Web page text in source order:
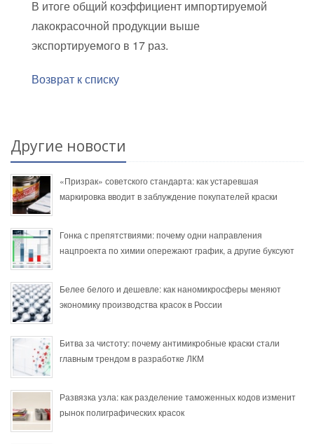
В итоге общий коэффициент импортируемой
лакокрасочной продукции выше
экспортируемого в 17 раз.
Возврат к списку
Другие новости
«Призрак» советского стандарта: как устаревшая
маркировка вводит в заблуждение покупателей краски
Гонка с препятствиями: почему одни направления
нацпроекта по химии опережают график, а другие буксуют
Белее белого и дешевле: как наномикросферы меняют
экономику производства красок в России
Битва за чистоту: почему антимикробные краски стали
главным трендом в разработке ЛКМ
Развязка узла: как разделение таможенных кодов изменит
рынок полиграфических красок